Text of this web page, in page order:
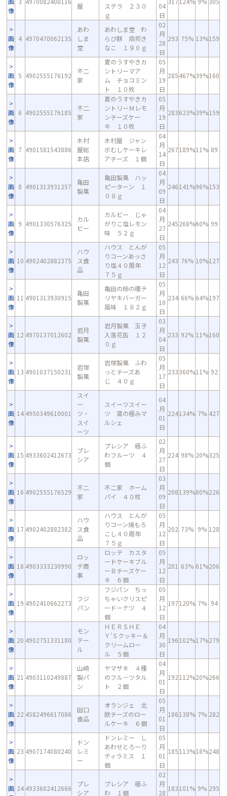
像
屋
ステラ ２３０
ｇ
04
日
画
像
4 4970470062135
あわ
しま
堂
あわしま堂 わ
らび餅 焙煎き
なこ １９０ｇ
02
月
28
日
293 75% 13%159
画
像
5 4902555176192
不二
家
夏のうすやきカ
ントリーマア
ム チョコミン
ト １０枚
05
月
19
日
285467%39%160
画
像
6 4902555176185
不二
家
夏のうすやきカ
ントリーＭレモ
ンチーズケー
キ １０枚
05
月
19
日
283623%39%159
画
像
7 4901581543886
木村
屋総
本店
木村屋 ジャン
ボむしケーキレ
アチーズ １個
04
月
14
日
267189%11% 89
画
像
8 4901313931257
亀田
製菓
亀田製菓 ハッ
ピーターン １
０８ｇ
04
月
09
日
246141%96%153
画
像
9 4901330576325
カル
ビー
カルビー じゃ
がりこ塩レモン
味 ５２ｇ
04
月
27
日
245268%60% 99
画
像
10 4902402882375
ハウ
ス食
品
ハウス とんが
りコーンあっさ
り塩４０周年
７５ｇ
05
月
12
日
243 76% 10%127
画
像
11 4901313930915
亀田
製菓
亀田の柿の種テ
リヤキバーガー
風味 １８２ｇ
05
月
10
日
234 66% 64%197
画
像
12 4970137012602
岩月
製菓
岩月製菓 玉子
入落花缶 １２
０ｇ
03
月
04
日
233 92% 11%160
画
像
13 4901037150231
岩塚
製菓
岩塚製菓 ふわ
っとチーズあ
じ ４０ｇ
05
月
17
日
233360%11% 92
画
像
14 4950349610001
スイ
ー
ツ・
スイ
ーツ
スイーツスイー
ツ 窯の極みマ
ルシェ
04
月
01
日
224134% 7% 427
画
像
15 4933602412673
プレ
シア
プレシア 極ふ
わフルーツ ４
個
02
月
27
日
224 98% 20%325
画
像
16 4902555176529
不二
家
不二家 ホーム
パイ ４０枚
03
月
09
日
208139%80%226
画
像
17 4902402882382
ハウ
ス食
品
ハウス とんが
りコーン焼もろ
こし４０周年
７５ｇ
05
月
12
日
202 73% 9% 128
画
像
18 4903333230990
ロッ
テ商
事
ロッテ カスタ
ードケーキブル
ーＢチーズケー
キ ６個
05
月
12
日
201 63% 61%206
画
像
19 4902410662273
フジ
パン
フジパン ちっ
ちゃいクリスピ
ードーナツ ４
個
05
月
12
日
197120% 7% 94
画
像
20 4902751331180
モン
テー
ル
ＨＥＲＳＨＥ
Ｙ’Ｓクッキー＆
クリームロー
ル ５個
04
月
30
日
196102%17%279
画
像
21 4903110249887
山崎
製パ
ン
ヤマザキ ４種
のフル－ツタル
ト ２個
04
月
01
日
192112%20%266
画
像
22 4582496617086
田口
食品
オランジェ 北
欧チーズのロー
ルケーキ ６個
05
月
01
日
186138% 7% 282
画
像
23 4907174080240
ドン
レミ
ー
ドンレミー し
あわせとろーり
ティラミス １
個
05
月
01
日
185113%18%248
画 24 4933602412666
プレ
シア
プレシア 極ふ
わ １個
02
月
28
183101% 9% 295